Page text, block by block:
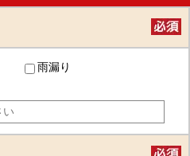
雨漏り